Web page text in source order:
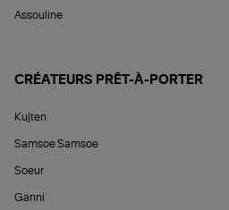
Assouline
CRÉATEURS PRÊT-À-PORTER
Kujten
Samsoe Samsoe
Soeur
Ganni